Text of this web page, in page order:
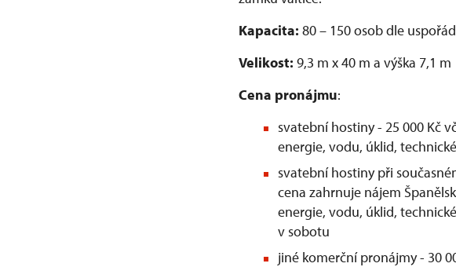
Kapacita: 80 – 150 osob dle
Velikost: 9,3 m x 40 m a výška 7,1 m
Cena pronájmu:
svatební hostiny - 25 000 Kč
energie, vodu, úklid,
svatební hostiny při
cena zahrnuje nájem
energie, vodu, úklid,
v sobotu
jiné komerční pronájmy - 30